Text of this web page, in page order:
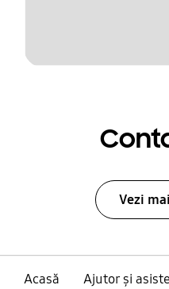
Vezi
Acasă
Ajutor și